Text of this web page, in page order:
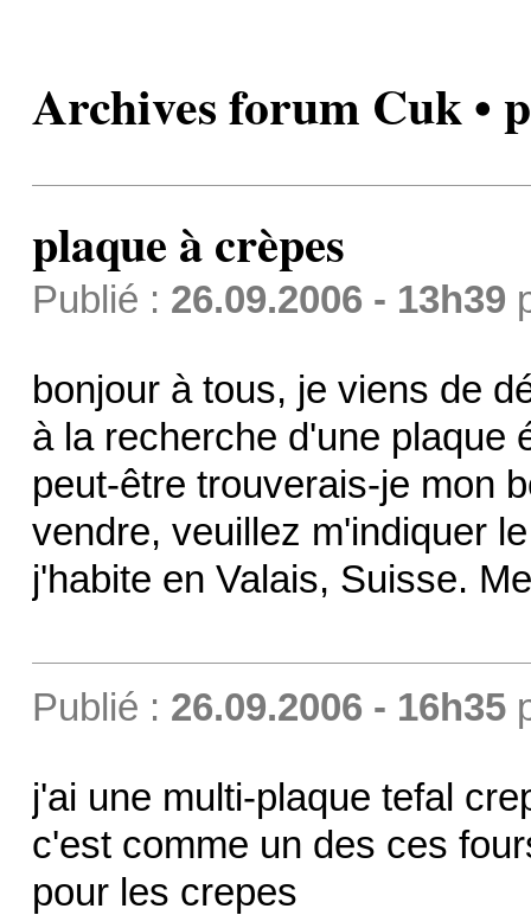
Archives forum Cuk •
plaque à crèpes
Publié : 26.09.2006 - 13h39
bonjour à tous, je viens de
à la recherche d'une plaque
peut-être trouverais-je mon
vendre, veuillez m'indiquer
j'habite en Valais, Suisse.
Publié : 26.09.2006 - 16h35
j'ai une multi-plaque tefal
c'est comme un des ces
pour les crepes